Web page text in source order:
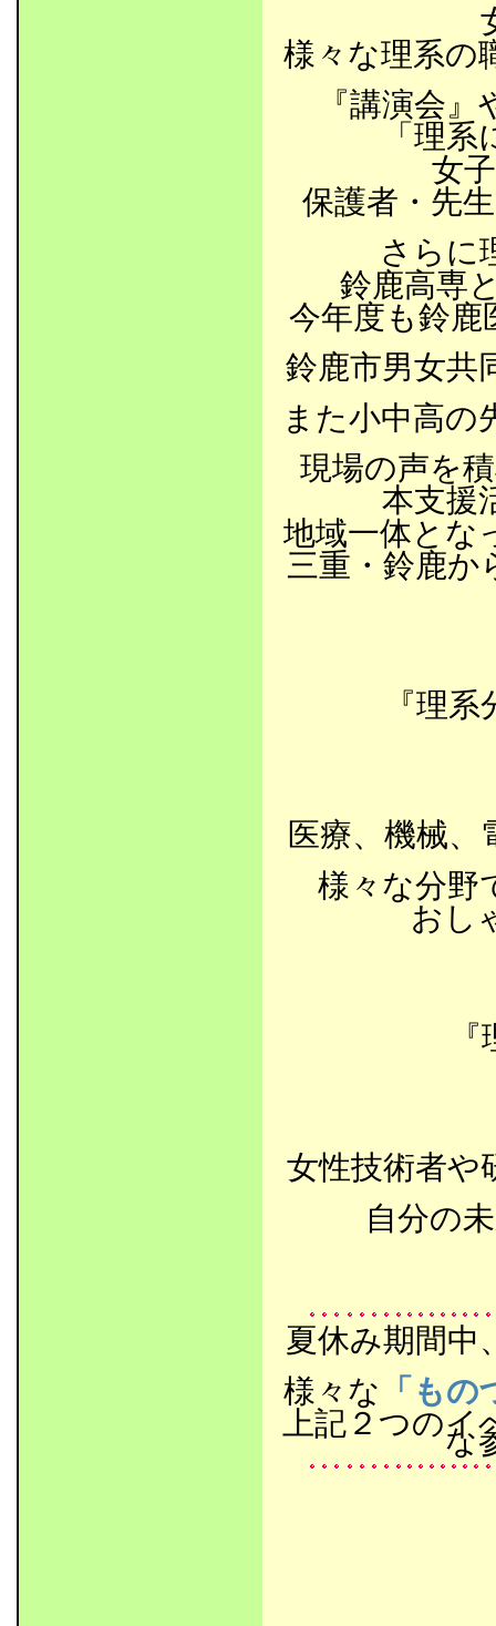
様々な理系の
『講演会
「理
女
保護者・先
さらに
鈴鹿高専
今年度も鈴鹿
鈴鹿市男女共
また小中高の
現場の声を
本支援
地域一体とな
三重・鈴鹿か
『理
医療、機械
様々な分野
おし
女性技術者や
自分の
夏休み期間中
様々な 「も
上記２つのな